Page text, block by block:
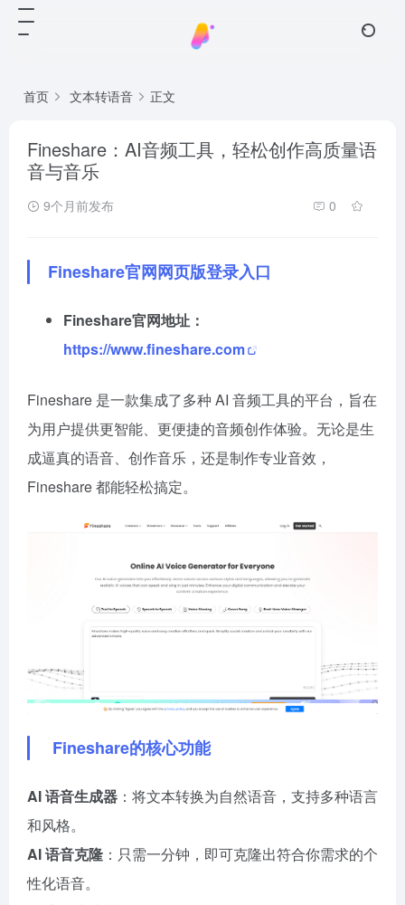
首页 文本转语音 正文
Fineshare：AI音频工具，轻松创作高质量语
音与音乐
9个月前发布 0
Fineshare官网网页版登录入口
Fineshare官网地址：
https://www.fineshare.com
Fineshare 是一款集成了多种 AI 音频工具的平台，旨在
为用户提供更智能、更便捷的音频创作体验。无论是生
成逼真的语音、创作音乐，还是制作专业音效，
Fineshare 都能轻松搞定。
Fineshare的核心功能
AI 语音生成器 ：将文本转换为自然语音，支持多种语言
和风格。
AI 语音克隆 ：只需一分钟，即可克隆出符合你需求的个
性化语音。